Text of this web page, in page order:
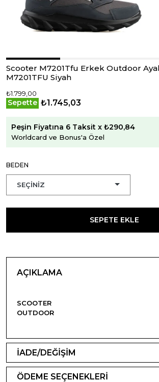
Scooter M7201Tfu Erkek Outdoor
M7201TFU Siyah
₺1.799,00
Sepette ₺1.745,03
Peşin Fiyatına 6 Taksit x ₺290,84
Worldcard ve Bonus'a Özel
BEDEN
SEPETE EKLE
AÇIKLAMA
SCOOTER
OUTDOOR
İADE/DEĞİŞİM
ÖDEME SEÇENEKLERİ